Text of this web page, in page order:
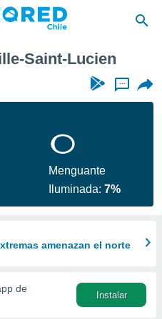
Saint-Lucien
...
Menguante
Iluminada:7%
amenazan el norte
de
Instalar